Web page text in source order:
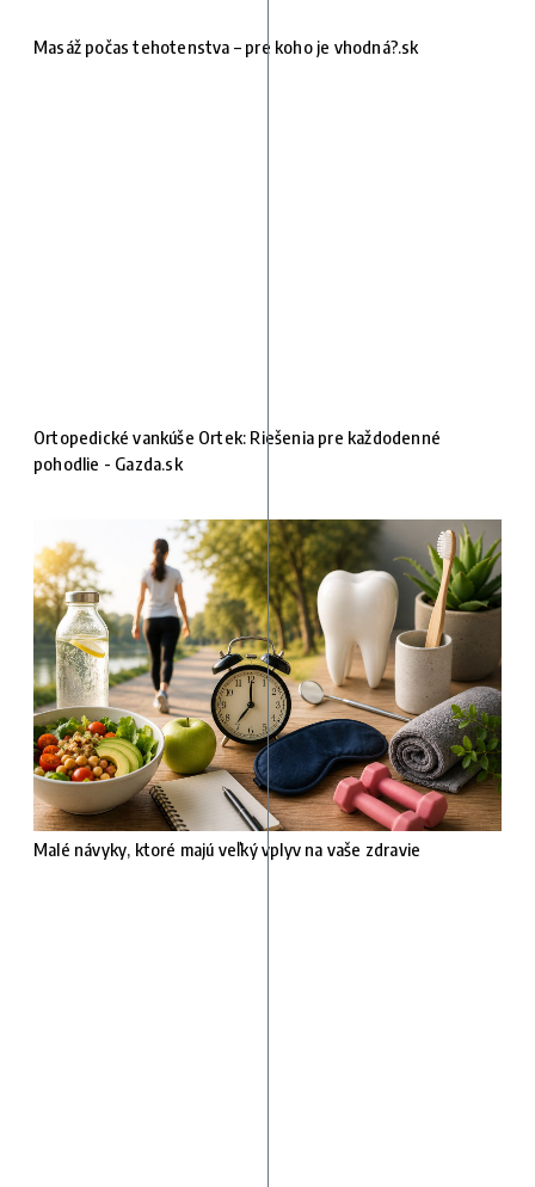
Masáž počas tehotenstva – pre koho je vhodná?.sk
Ortopedické vankúše Ortek: Riešenia pre každodenné
pohodlie - Gazda.sk
Malé návyky, ktoré majú veľký vplyv na vaše zdravie